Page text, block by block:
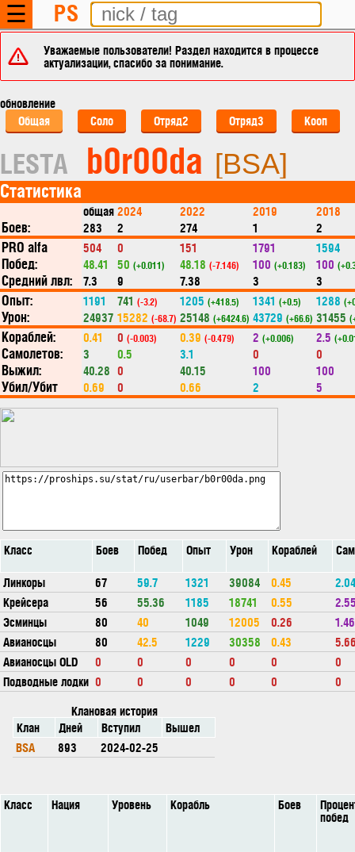
☰ PS
Уважаемые пользователи! Раздел находится в процессе
актуализации, спасибо за понимание.
обновление
Общая
Соло Отряд2 Отряд3 Кооп
LESTA b0r00da [BSA]
Статистика
общая2024 2022 2019 2018
Боев: 283 2 274 1 2
PRO alfa 504 0 151 1791 1594
Побед: 48.41 50 (+0.011) 48.18 (-7.146) 100 (+0.183) 100
Средний лвл: 7.3 9 7.38 3 3
Опыт: 1191 741 (-3.2) 1205 (+418.5) 1341 (+0.5) 1288
Урон: 24937 15282 (-68.7) 25148 (+6424.6) 43729 (+66.6) 31455
Кораблей: 0.41 0 (-0.003) 0.39 (-0.479) 2 (+0.006) 2.5
Самолетов: 3 0.5 3.1 0 0
Выжил: 40.28 0 40.15 100 100
Убил/Убит 0.69 0 0.66 2 5
Класс Боев Побед Опыт Урон Кораблей
Линкоры
67 59.7 1321 39084 0.45
2.04
Крейсера
56 55.36 1185 18741 0.55
Эсминцы
80 40 1049 12005 0.26
1.46
Авианосцы
80 42.5 1229 30358 0.43
Авианосцы OLD
0 0 0 0 0
0
Подводные лодки 0 0 0 0 0
0
Клановая история
Клан
Дней Вступил
Вышел
BSA
893 2024-02-25
Класс Нация Уровень Корабль Боев
побед